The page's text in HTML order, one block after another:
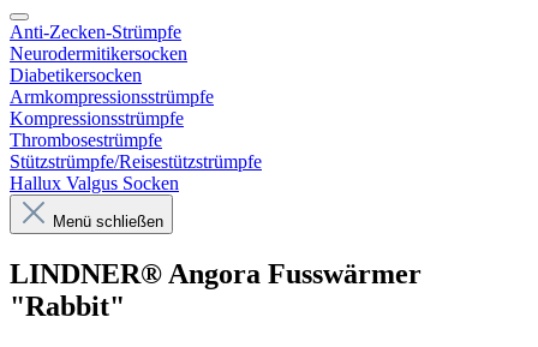
Anti-Zecken-Strümpfe
Neurodermitikersocken
Diabetikersocken
Armkompressionsstrümpfe
Kompressionsstrümpfe
Thrombosestrümpfe
Stützstrümpfe/Reisestützstrümpfe
Hallux Valgus Socken
Menü schließen
LINDNER® Angora Fusswärmer
"Rabbit"